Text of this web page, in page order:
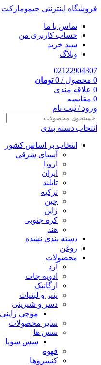
فروشگاه اینترنتی جیمومارکت
تماس با ما
حساب کاربری من
سبد خرید
وبلاگ
02122904307
0 محصول /
0 تومان
0 علاقه مندی
0 مقایسه
ورود / ثبت نام
انتخاب دسته بندی
انتخاب بر اساس کشور
آسیای شرقی
اروپا
ایران
تایلند
ترکیه
چین
ژاپن
کره جنوبی
هند
دسته بندی نشده
روغن
محصولات
آرد
ادویه جات
ارگانیک
پنیر و لبنیات
دسر و شیرینی
موچی ژاپنی
سایر محصولات
سس ها
سس سویا
قهوه
کنسروها